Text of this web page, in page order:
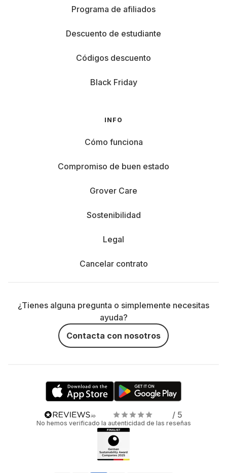
Programa de afiliados
Descuento de estudiante
Códigos descuento
Black Friday
INFO
Cómo funciona
Compromiso de buen estado
Grover Care
Sostenibilidad
Legal
Cancelar contrato
¿Tienes alguna pregunta o simplemente necesitas
ayuda?
Contacta con nosotros
/ 5
No hemos verificado la autenticidad de las reseñas